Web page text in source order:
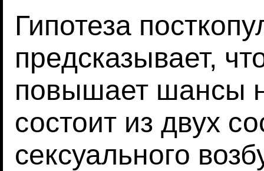
Гипотеза
предсказывает,
повышает шансы
состоит из двух
сексуального